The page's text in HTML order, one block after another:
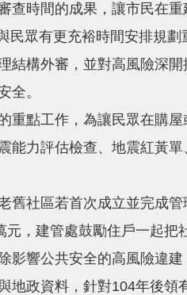
查時間的成果，讓市民在
眾有更充裕時間安排規
結構外審，並對高風險深
全。
點工作，為讓民眾在購屋
能力評估檢查、地震紅黃
社區若首次成立並完成管
，建管處鼓勵住戶一起把
響公共安全的高風險違建
地政資料，針對104年後